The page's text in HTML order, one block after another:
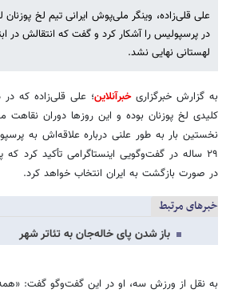
علی قلی‌زاده، وینگر ملی‌پوش ایرانی تیم لخ
در پرسپولیس را آشکار کرد و گفت که انتقالش در
لهستانی نهایی نشد.
به گزارش خبرگزاریخبرآنلاین؛ علی قلی‌زاده که در
کلیدی لخ پوزنان بوده و این روزها دوران نقاهت
نخستین بار به طور علنی درباره علاقه‌اش به
۲۹ ساله در گفت‌وگویی اینستاگرامی تأکید کرد
در صورت بازگشت به ایران انتخاب خواهد کرد.
خبرهای مرتبط
باز شدن پای خاله‌جان به تئاتر شهر
به نقل از ورزش سه، او در این گفت‌وگو گفت: